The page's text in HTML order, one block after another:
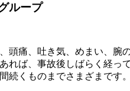
ループ
頭痛、吐き気、めまい、腕
れば、事故後しばらく経っ
続くものまでさまざまです。